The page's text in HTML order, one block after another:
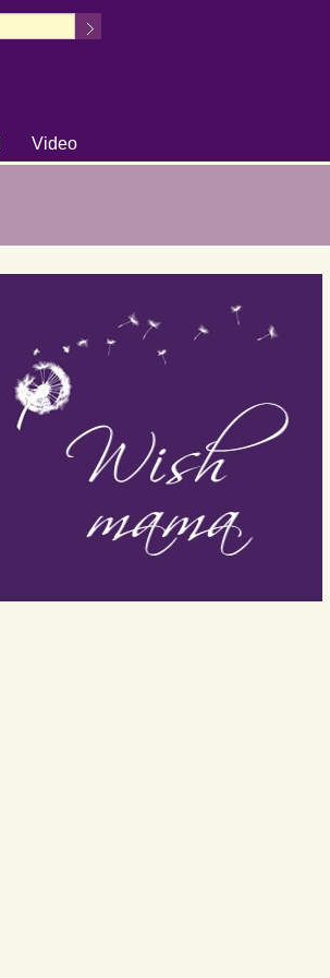
Video